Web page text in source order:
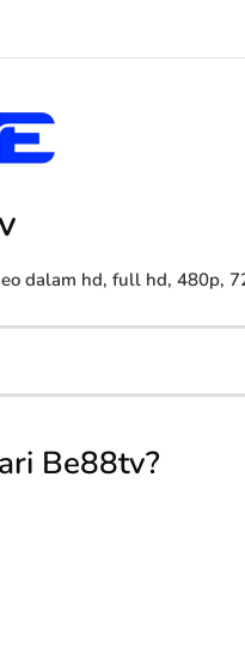
dalam hd, full hd, 480p,
Be88tv?